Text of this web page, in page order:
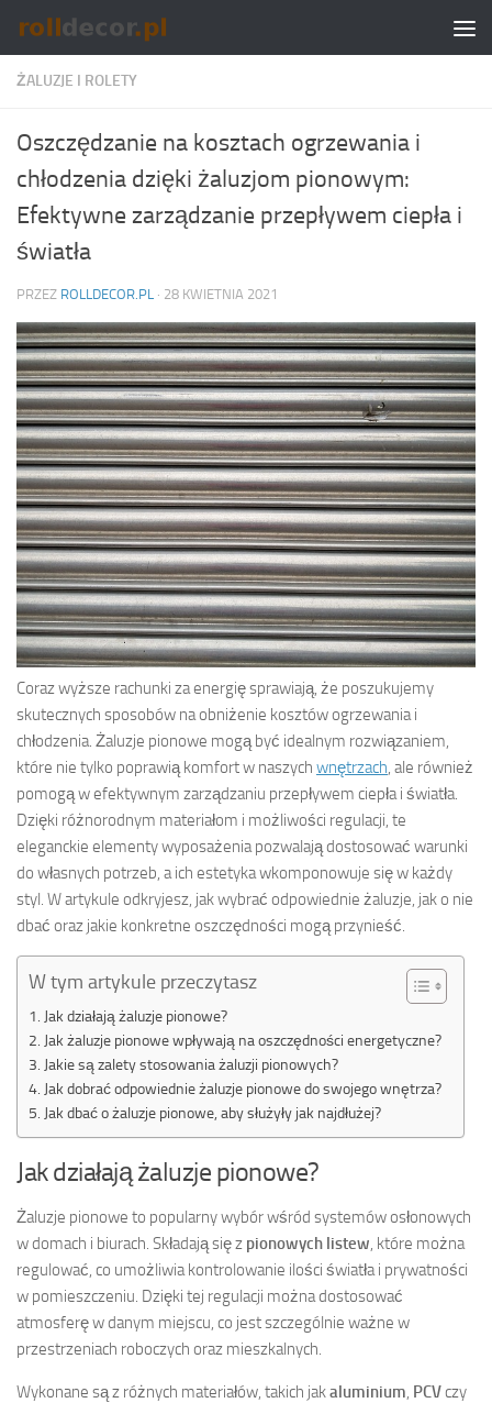
Skip to content
ŻALUZJE I ROLETY
Oszczędzanie na kosztach ogrzewania i
chłodzenia dzięki żaluzjom pionowym:
Efektywne zarządzanie przepływem ciepła i
światła
PRZEZ ROLLDECOR.PL · 28 KWIETNIA 2021
Coraz wyższe rachunki za energię sprawiają, że poszukujemy
skutecznych sposobów na obniżenie kosztów ogrzewania i
chłodzenia. Żaluzje pionowe mogą być idealnym rozwiązaniem,
które nie tylko poprawią komfort w naszych wnętrzach , ale również
pomogą w efektywnym zarządzaniu przepływem ciepła i światła.
Dzięki różnorodnym materiałom i możliwości regulacji, te
eleganckie elementy wyposażenia pozwalają dostosować warunki
do własnych potrzeb, a ich estetyka wkomponowuje się w każdy
styl. W artykule odkryjesz, jak wybrać odpowiednie żaluzje, jak o nie
dbać oraz jakie konkretne oszczędności mogą przynieść.
W tym artykule przeczytasz
Jak działają żaluzje pionowe?
Jak żaluzje pionowe wpływają na oszczędności energetyczne?
Jakie są zalety stosowania żaluzji pionowych?
Jak dobrać odpowiednie żaluzje pionowe do swojego wnętrza?
Jak dbać o żaluzje pionowe, aby służyły jak najdłużej?
Jak działają żaluzje pionowe?
Żaluzje pionowe to popularny wybór wśród systemów osłonowych
w domach i biurach. Składają się z pionowych listew , które można
regulować, co umożliwia kontrolowanie ilości światła i prywatności
w pomieszczeniu. Dzięki tej regulacji można dostosować
atmosferę w danym miejscu, co jest szczególnie ważne w
przestrzeniach roboczych oraz mieszkalnych.
Wykonane są z różnych materiałów, takich jakaluminium PCVczy